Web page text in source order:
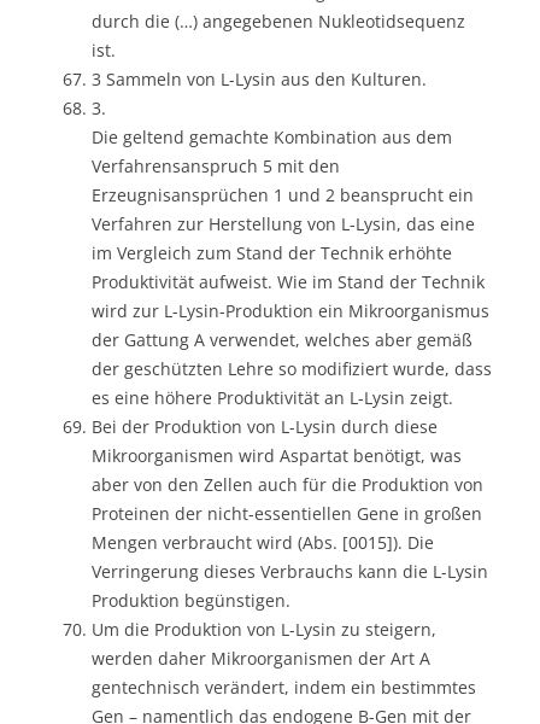
durch die (…) angegebenen Nukleotidsequenz
ist.
3 Sammeln von L-Lysin aus den Kulturen.
3.
Die geltend gemachte Kombination aus dem
Verfahrensanspruch 5 mit den
Erzeugnisansprüchen 1 und 2 beansprucht ein
Verfahren zur Herstellung von L-Lysin, das eine
im Vergleich zum Stand der Technik erhöhte
Produktivität aufweist. Wie im Stand der Technik
wird zur L-Lysin-Produktion ein Mikroorganismus
der Gattung A verwendet, welches aber gemäß
der geschützten Lehre so modifiziert wurde, dass
es eine höhere Produktivität an L-Lysin zeigt.
Bei der Produktion von L-Lysin durch diese
Mikroorganismen wird Aspartat benötigt, was
aber von den Zellen auch für die Produktion von
Proteinen der nicht-essentiellen Gene in großen
Mengen verbraucht wird (Abs. [0015]). Die
Verringerung dieses Verbrauchs kann die L-Lysin
Produktion begünstigen.
Um die Produktion von L-Lysin zu steigern,
werden daher Mikroorganismen der Art A
gentechnisch verändert, indem ein bestimmtes
Gen – namentlich das endogene B-Gen mit der